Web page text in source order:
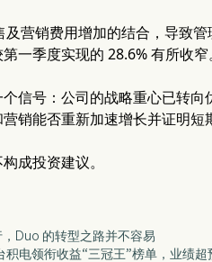
及营销费用增加的结合，导致
一季度实现的 28.6% 有所收窄。
信号：公司的战略重心已转
销能否重新加速增长并证明短
成投资建议。
Duo 的转型之路并不容易
积电领衔收益“三冠王”榜单，业绩超